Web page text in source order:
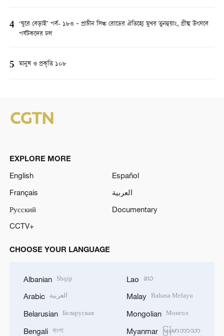
4 ‘ঘুরে বেড়াই’ পর্ব- ১৮৩ – প্রাচীন সিল্ক রোডের ঐতিহ্যে মুখর তুনহুয়াং, গ্রীষ্ম উৎসবে
পর্যটকদের ঢল
5 মানুষ ও প্রকৃতি ১০৮
EXPLORE MORE
English
Español
Français
العربية
Русский
Documentary
CCTV+
CHOOSE YOUR LANGUAGE
Albanian Shqip
Arabic العربية
Belarusian Беларуская
Bengali বাংলা
Lao ລາວ
Malay Bahasa Melayu
Mongolian Монгол
Myanmar မြန်မာဘာသာ